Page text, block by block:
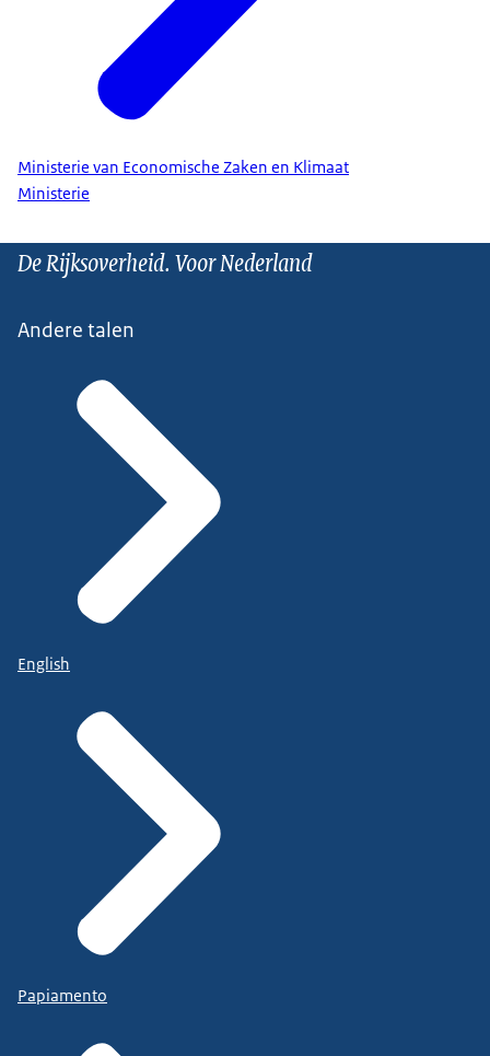
Ministerie van Economische Zaken en Klimaat
Ministerie
De Rijksoverheid. Voor Nederland
Andere talen
English
Papiamento